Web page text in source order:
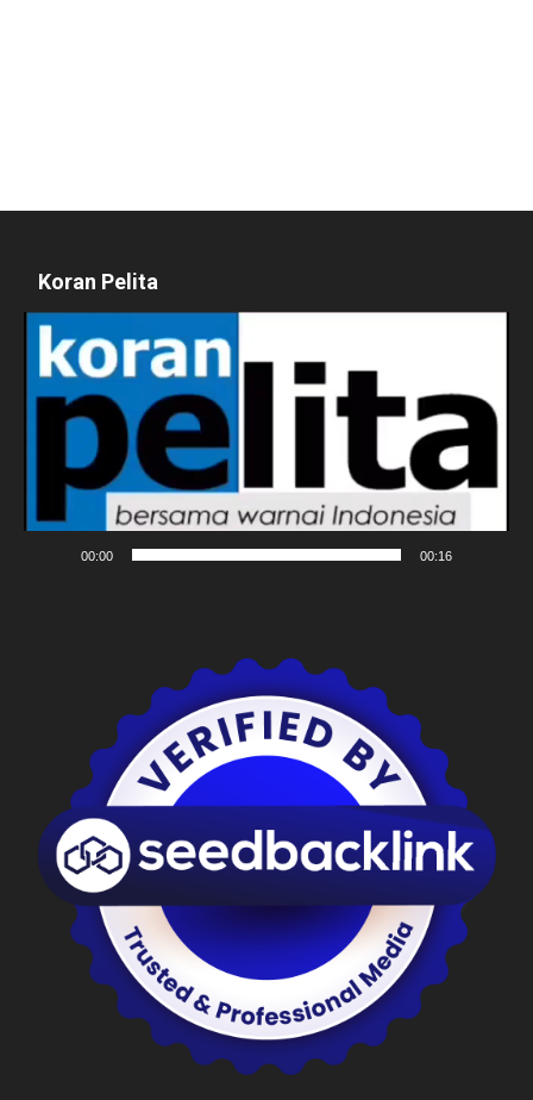
Koran Pelita
Pemutar
Video
00:00 00:16